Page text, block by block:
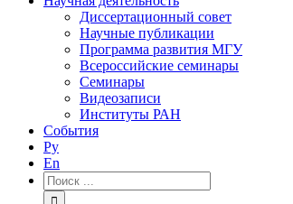
Диссертационный совет
Научные публикации
Программа развития МГУ
Всероссийские семинары
Семинары
Видеозаписи
Институты РАН
События
Ру
En
Результат
поиска: